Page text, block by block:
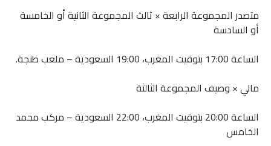
متصدر المجموعة الرابعة × ثالث المجموعة الثانية أو الخامسة
أو السادسة
الساعة 17:00 بتوقيت المغرب، 19:00 السعودية – ملعب طنجة.
مالي × وصيف المجموعة الثالثة
الساعة 20:00 بتوقيت المغرب، 22:00 السعودية – مركب محمد
الخامس